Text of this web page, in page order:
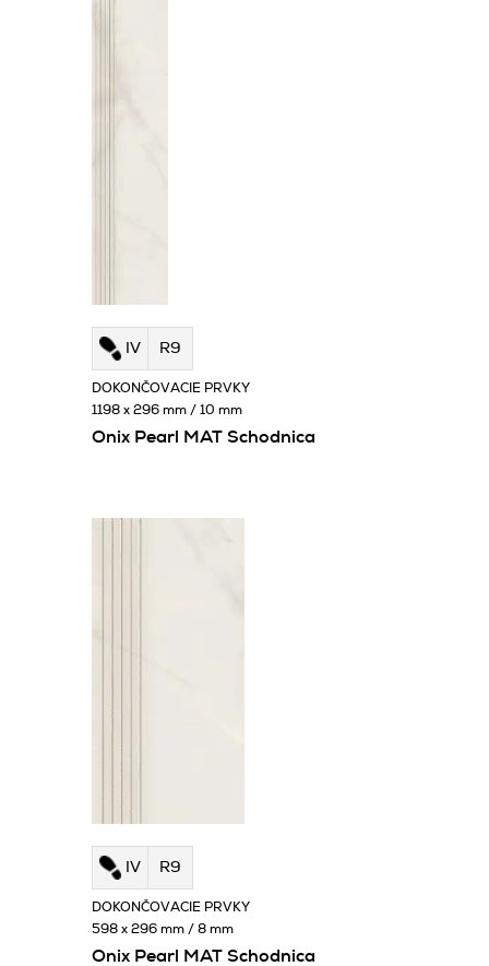
IV R9
Onix Pearl MAT Schodnica
DOKONČOVACIE PRVKY
1198 x 296 mm / 10 mm
IV R9
Onix Pearl MAT Schodnica
DOKONČOVACIE PRVKY
598 x 296 mm / 8 mm